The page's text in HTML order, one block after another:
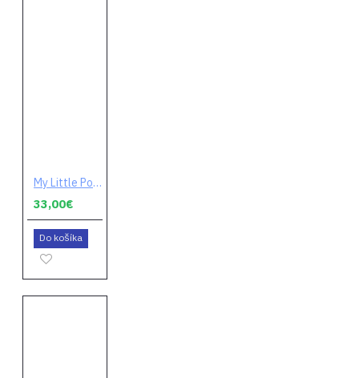
My Little Pony: A Maretine Bay Adventure (digitálny kód)
33,00€
Do košíka